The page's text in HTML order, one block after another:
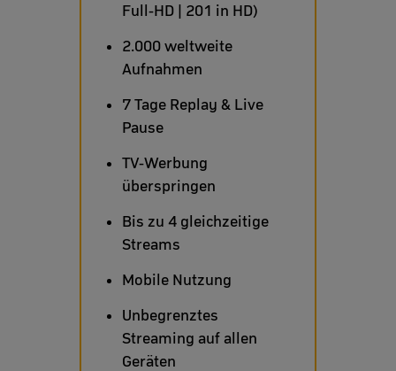
Full-HD | 201 in HD)
2.000 weltweite
Aufnahmen
7 Tage Replay & Live
Pause
TV-Werbung
überspringen
Bis zu 4 gleichzeitige
Streams
Mobile Nutzung
Unbegrenztes
Streaming auf allen
Geräten